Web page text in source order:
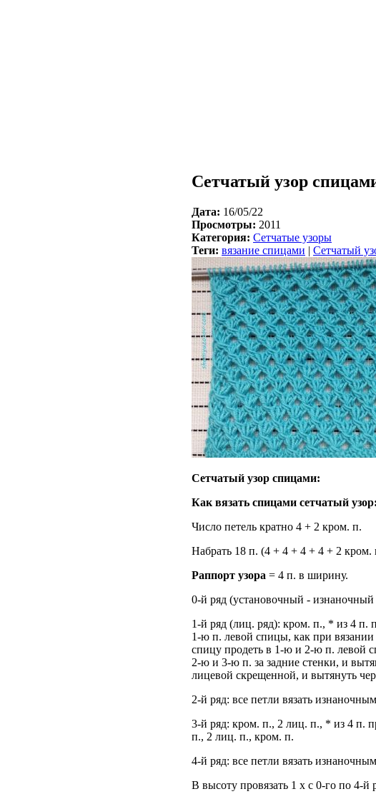
Сетчатый узор
Дата: 16/05/22
Просмотры: 2011
Категория: Сетчатые узоры
Теги: вязание спицами | Сетчатый
Сетчатый узор спицами:
Как вязать спицами сетчатый узор:
Число петель кратно 4 + 2 кром. п.
Набрать 18 п. (4 + 4 + 4 + 4 + 2 кром.
Раппорт узора = 4 п. в ширину.
0-й ряд (установочный - изнаночный
1-й ряд (лиц. ряд): кром. п., * из 4 п.
1-ю п. левой спицы, как при вязании
спицу продеть в 1-ю и 2-ю п. левой
2-ю и 3-ю п. за задние стенки, и
лицевой скрещенной, и вытянуть
2-й ряд: все петли вязать
3-й ряд: кром. п., 2 лиц. п., * из 4 п.
п., 2 лиц. п., кром. п.
4-й ряд: все петли вязать
В высоту провязать 1 х с 0-го по 4-й